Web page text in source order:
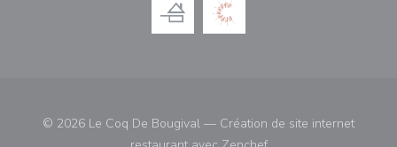
© 2026 Le Coq De Bougival — Création de site internet